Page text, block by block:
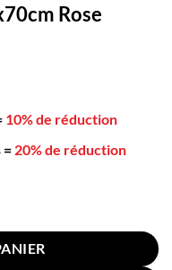
Rose
10% de réduction
= 20% de réduction
Rose